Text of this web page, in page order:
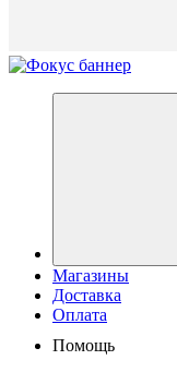
Магазины
Доставка
Оплата
Помощь